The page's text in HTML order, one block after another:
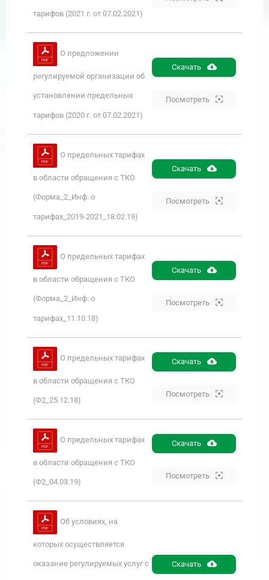
тарифов (2021 г. от 07.02.2021)
О предложении
регулируемой организации об
установлении предельных
тарифов (2020 г. от 07.02.2021)
Скачать
Посмотреть
О предельных тарифах
в области обращения с ТКО
(Форма_2_Инф. о
тарифах_2019-2021_18.02.19)
Скачать
Посмотреть
О предельных тарифах
в области обращения с ТКО
(Форма_2_Инф. о
тарифах_11.10.18)
Скачать
Посмотреть
О предельных тарифах
в области обращения с ТКО
(Ф2_25.12.18)
Скачать
Посмотреть
О предельных тарифах
в области обращения с ТКО
(Ф2_04.03.19)
Скачать
Посмотреть
Об условиях, на
которых осуществляется
оказание регулируемых услуг с Скачать